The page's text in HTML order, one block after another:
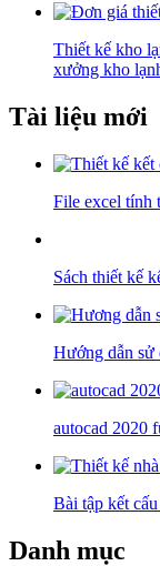
Thiết kế kho
xưởng kho
Tài liệu mới
File excel tính
Sách thiết kế
Hướng dẫn sử
autocad 2020
Bài tập kết
Danh mục